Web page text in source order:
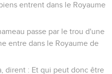
entrent dans le Royaume
passe par le trou d'une
entre dans le Royaume de
dirent : Et qui peut donc être